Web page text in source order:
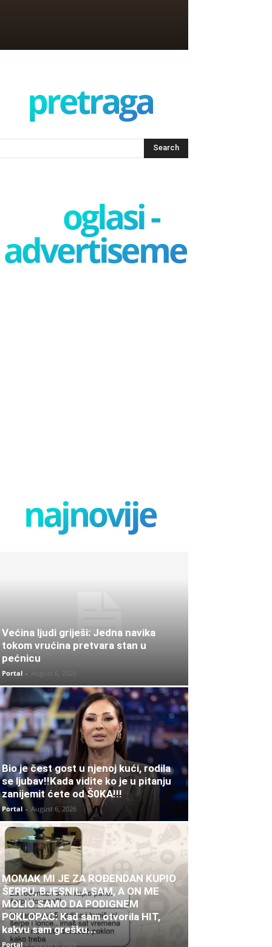
pretraga
oglasi -
advertisement
najnovije
Većina ljudi griješi: Jedna navika
tokom vrućina pretvara stan u
pećnicu
Portal - August 6, 2026
Bio je čest gost u njenoj kući, rodila
se ljubav!!Kada vidite ko je u pitanju
zanijemit ćete od Š0KA!!!
Portal - August 6, 2026
MOMAK MI JE ZA ROĐENDAN KUPIO
ŠERPU, BJESNILA SAM, A ON ME
MOLIO SAMO DA PODIGNEM
POKLOPAC: Kad sam otvorila HIT,
kakvu sam grešku...
Portal - August 6, 2026